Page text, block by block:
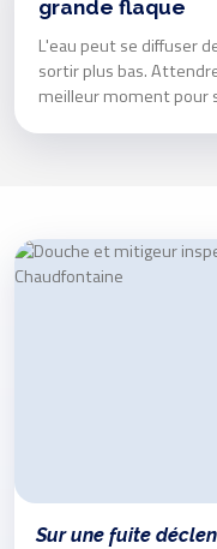
grande flaque
L'eau peut se diffuser
sortir plus bas.
meilleur moment pour
Sur une fuite